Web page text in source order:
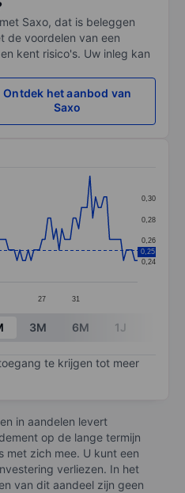
Saxo, dat is beleggen
de voordelen van een
kent risico's. Uw inleg kan
Ontdek het aanbod van
Saxo
points.
categories.
values. Data
27 31
0,24
0,26
0,28
0,30
0,25
3M 6M 1J
te krijgen tot meer
in aandelen levert
op de lange termijn
met zich mee. U kunt een
verliezen. In het
van dit aandeel zijn geen